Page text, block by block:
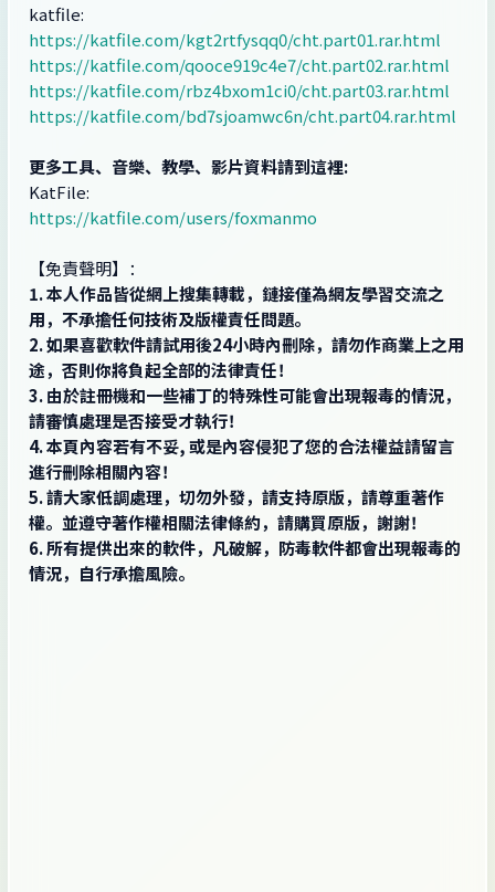
katfile:
https://katfile.com/kgt2rtfysqq0/cht.part01.rar.html
https://katfile.com/qooce919c4e7/cht.part02.rar.html
https://katfile.com/rbz4bxom1ci0/cht.part03.rar.html
https://katfile.com/bd7sjoamwc6n/cht.part04.rar.html
更多工具、音樂、教學、影片資料請到這裡:
KatFile:
https://katfile.com/users/foxmanmo
【免責聲明】：
1. 本人作品皆從網上搜集轉載，鏈接僅為網友學習交流之
用，不承擔任何技術及版權責任問題。
2. 如果喜歡軟件請試用後24小時內刪除，請勿作商業上之用
途，否則你將負起全部的法律責任！
3. 由於註冊機和一些補丁的特殊性可能會出現報毒的情況，
請審慎處理是否接受才執行！
4. 本頁內容若有不妥, 或是內容侵犯了您的合法權益請留言
進行刪除相關內容！
5. 請大家低調處理，切勿外發，請支持原版，請尊重著作
權。並遵守著作權相關法律條約，請購買原版，謝謝！
6. 所有提供出來的軟件，凡破解，防毒軟件都會出現報毒的
情況，自行承擔風險。